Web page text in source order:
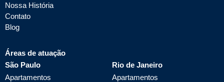
Nossa História
Contato
Blog
Áreas de atuação
São Paulo
Apartamentos
Rio de Janeiro
Apartamentos